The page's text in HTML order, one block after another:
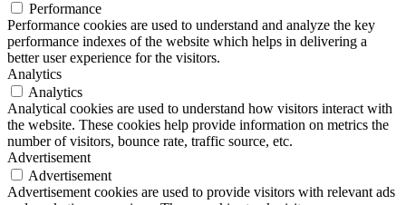
Performance
Performance cookies are used to understand and analyze the key
performance indexes of the website which helps in delivering a
better user experience for the visitors.
Analytics
Analytics
Analytical cookies are used to understand how visitors interact with
the website. These cookies help provide information on metrics the
number of visitors, bounce rate, traffic source, etc.
Advertisement
Advertisement
Advertisement cookies are used to provide visitors with relevant ads